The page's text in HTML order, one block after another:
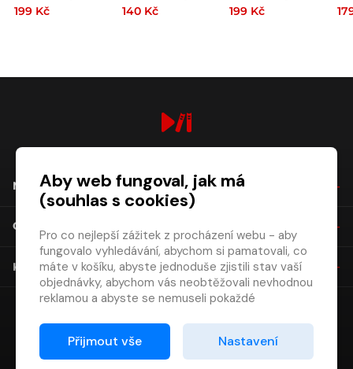
199 Kč 140 Kč 199 Kč
NÁKUP
O SPOLEČNOSTI
KONTAKT
Aby web fungoval, jak má
(souhlas s cookies)
Pro co nejlepší zážitek z procházení webu - aby
fungovalo vyhledávání, abychom si pamatovali, co
máte v košíku, abyste jednoduše zjistili stav vaší
objednávky, abychom vás neobtěžovali nevhodnou
reklamou a abyste se nemuseli pokaždé
Proto od vás potřebujeme souhlas se
zpracováním souborů cookies
Přijmout vše Nastavení